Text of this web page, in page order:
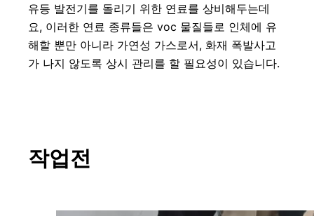
유등 발전기를 돌리기 위한 연료를 상비해두는데
요, 이러한 연료 종류들은 voc 물질들로 인체에 유
해할 뿐만 아니라 가연성 가스로서, 화재 폭발사고
가 나지 않도록 상시 관리를 할 필요성이 있습니다.
작업전